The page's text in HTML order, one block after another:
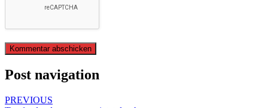
Post navigation
PREVIOUS